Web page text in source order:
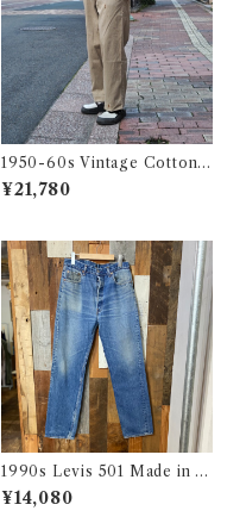
1950-60s Vintage Cotton
Khaki Work Chino Trouser
s W31 L28 / ヴィンテージ ボ
¥21,780
1990s Levis 501 Made in U
SA 実寸 w34 L32.5 / リーバ
イス デニム パンツ アメリカ製
¥14,080